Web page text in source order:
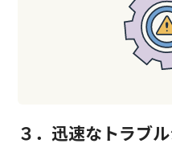
３．迅速なトラブ